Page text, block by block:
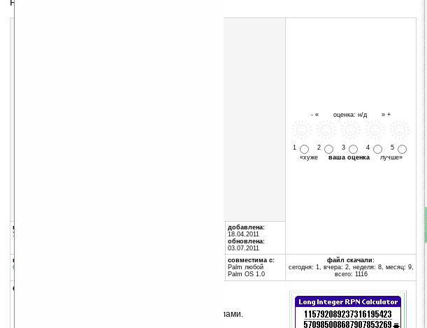
- « оценка: н/д » +
1 2 3 4
5
«хуже ваша оценкалучше»
группы программы:
Утилиты
добавлена:
18.04.2011
обновлена:
03.07.2011
программа:
бесплатная
совместима с:
Palm любой
Palm OS 1.0
файл скачали:
сегодня: 1, вчера: 2, неделя: 8, месяц: 9,
всего: 1116
описание:
RPN калькулятор для работы с большими числами.